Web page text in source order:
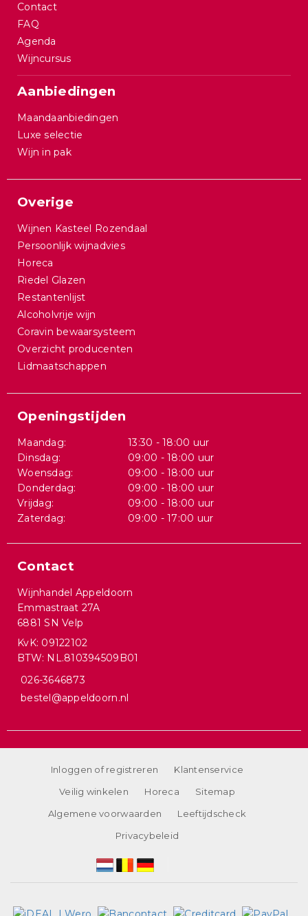
Contact
FAQ
Agenda
Wijncursus
Aanbiedingen
Maandaanbiedingen
Luxe selectie
Wijn in pak
Overige
Wijnen Kasteel Rozendaal
Persoonlijk wijnadvies
Horeca
Riedel Glazen
Restantenlijst
Alcoholvrije wijn
Coravin bewaarsysteem
Overzicht producenten
Lidmaatschappen
Openingstijden
Maandag:
13:30 - 18:00 uur
Dinsdag:
09:00 - 18:00 uur
Woensdag:
09:00 - 18:00 uur
Donderdag:
09:00 - 18:00 uur
Vrijdag:
09:00 - 18:00 uur
Zaterdag:
09:00 - 17:00 uur
Contact
Wijnhandel Appeldoorn
Emmastraat 27A
6881 SN Velp
KvK: 09122102
BTW: NL.810394509B01
026-3646873
bestel@appeldoorn.nl
Inloggen of registreren
Klantenservice
Veilig winkelen
Horeca
Sitemap
Algemene voorwaarden
Leeftijdscheck
Privacybeleid